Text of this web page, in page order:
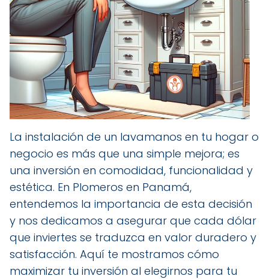
La instalación de un lavamanos en tu hogar o
negocio es más que una simple mejora; es
una inversión en comodidad, funcionalidad y
estética. En Plomeros en Panamá,
entendemos la importancia de esta decisión
y nos dedicamos a asegurar que cada dólar
que inviertes se traduzca en valor duradero y
satisfacción. Aquí te mostramos cómo
maximizar tu inversión al elegirnos para tu